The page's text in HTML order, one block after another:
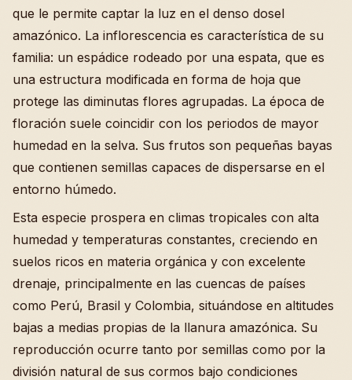
que le permite captar la luz en el denso dosel
amazónico. La inflorescencia es característica de su
familia: un espádice rodeado por una espata, que es
una estructura modificada en forma de hoja que
protege las diminutas flores agrupadas. La época de
floración suele coincidir con los periodos de mayor
humedad en la selva. Sus frutos son pequeñas bayas
que contienen semillas capaces de dispersarse en el
entorno húmedo.
Esta especie prospera en climas tropicales con alta
humedad y temperaturas constantes, creciendo en
suelos ricos en materia orgánica y con excelente
drenaje, principalmente en las cuencas de países
como Perú, Brasil y Colombia, situándose en altitudes
bajas a medias propias de la llanura amazónica. Su
reproducción ocurre tanto por semillas como por la
división natural de sus cormos bajo condiciones